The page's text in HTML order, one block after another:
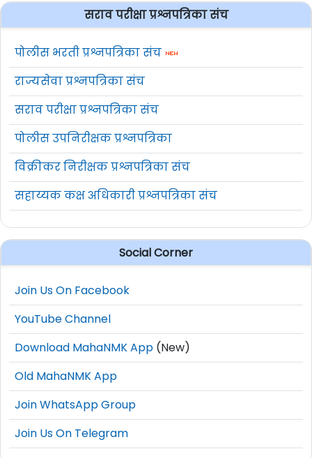
सराव परीक्षा प्रश्नपत्रिका संच
पोलीस भरती प्रश्नपत्रिका संच
राज्यसेवा प्रश्नपत्रिका संच
सराव परीक्षा प्रश्नपत्रिका संच
पोलीस उपनिरीक्षक प्रश्नपत्रिका
विक्रीकर निरीक्षक प्रश्नपत्रिका संच
सहाय्यक कक्ष अधिकारी प्रश्नपत्रिका संच
Social Corner
Join Us On Facebook
YouTube Channel
Download MahaNMK App (New)
Old MahaNMK App
Join WhatsApp Group
Join Us On Telegram